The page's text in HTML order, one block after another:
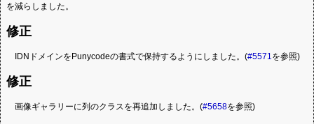
を減らしました。
修正
IDNドメインをPunycodeの書式で保持するようにしました。(#5571を参照)
修正
画像ギャラリーに列のクラスを再追加しました。(#5658を参照)